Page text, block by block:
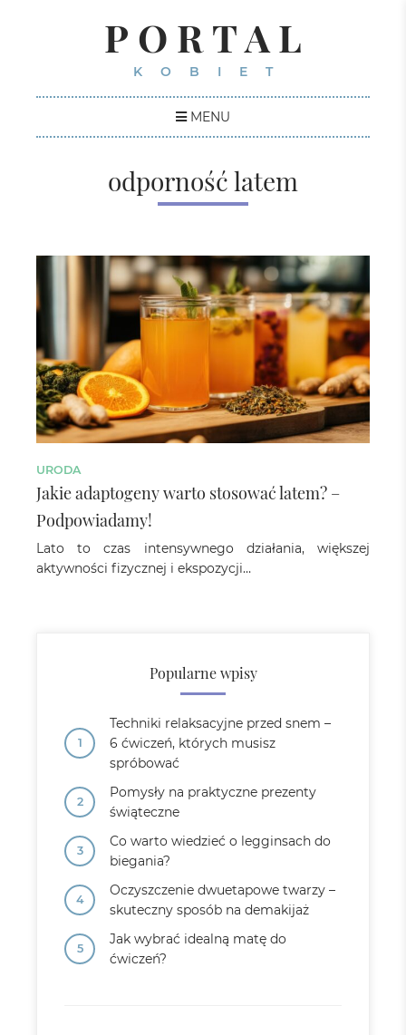
PORTAL
KOBIET
MENU
odporność latem
URODA
Jakie adaptogeny warto stosować latem? –
Podpowiadamy!
Lato to czas intensywnego działania, większej
aktywności fizycznej i ekspozycji…
Popularne wpisy
Techniki relaksacyjne przed snem –
6 ćwiczeń, których musisz
spróbować
Pomysły na praktyczne prezenty
świąteczne
Co warto wiedzieć o legginsach do
biegania?
Oczyszczenie dwuetapowe twarzy –
skuteczny sposób na demakijaż
Jak wybrać idealną matę do
ćwiczeń?